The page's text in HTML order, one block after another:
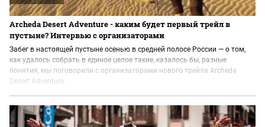
Archeda Desert Adventure - каким будет первый трейл в
пустыне? Интервью с организаторами
Забег в настоящей пустыне осенью в средней полосе России — о том,
как удалось собрать в единое целое такие, казалось бы, разные
понятия, мы поговорили с организаторами нового трейла Archeda
Desert Adventure.